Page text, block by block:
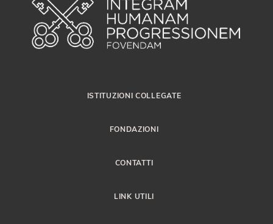
ISTITUZIONI COLLEGATE
FONDAZIONI
CONTATTI
LINK UTILI